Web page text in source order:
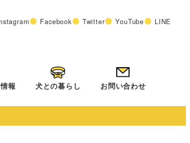
Facebook Twitter YouTube LINE
報 犬との暮らし お問い合わせ